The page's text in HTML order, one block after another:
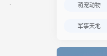
萌宠动物
军事天地